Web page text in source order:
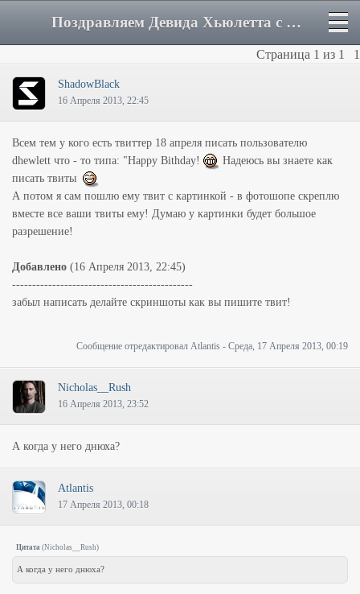
Поздравляем Девида Хьюлетта с Днём рожденья! - Форум
Страница 1 из 1 1
ShadowBlack
16 Апреля 2013, 22:45
Всем тем у кого есть твиттер 18 апреля писать пользователю
dhewlett что - то типа: "Happy Bithday!
Надеюсь вы знаете как
писать твиты
А потом я сам пошлю ему твит с картинкой - в фотошопе скреплю
вместе все ваши твиты ему! Думаю у картинки будет большое
разрешение!
Добавлено (16 Апреля 2013, 22:45)
---------------------------------------------
забыл написать делайте скриншоты как вы пишите твит!
Сообщение отредактировал Atlantis - Среда, 17 Апреля 2013, 00:19
Nicholas__Rush
16 Апреля 2013, 23:52
А когда у него днюха?
Atlantis
17 Апреля 2013, 00:18
Цитата (Nicholas__Rush)
А когда у него днюха?